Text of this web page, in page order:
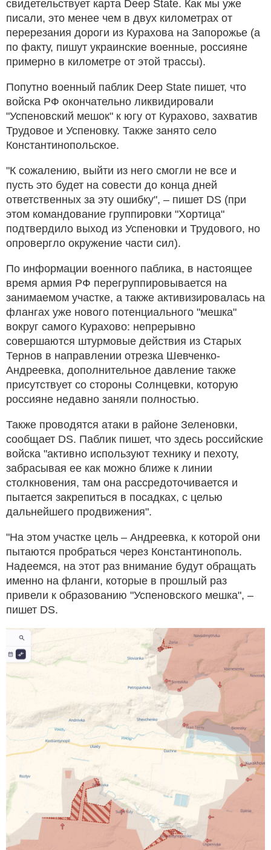
свидетельствует карта Deep State. Как мы уже
писали, это менее чем в двух километрах от
перерезания дороги из Курахова на Запорожье (а
по факту, пишут украинские военные, россияне
примерно в километре от этой трассы).
Попутно военный паблик Deep State пишет, что
войска РФ окончательно ликвидировали
"Успеновский мешок" к югу от Курахово, захватив
Трудовое и Успеновку. Также занято село
Константинопольское.
"К сожалению, выйти из него смогли не все и
пусть это будет на совести до конца дней
ответственных за эту ошибку", – пишет DS (при
этом командование группировки "Хортица"
подтвердило выход из Успеновки и Трудового, но
опровергло окружение части сил).
По информации военного паблика, в настоящее
время армия РФ перегруппировывается на
занимаемом участке, а также активизировалась на
флангах уже нового потенциального "мешка"
вокруг самого Курахово: непрерывно
совершаются штурмовые действия из Старых
Тернов в направлении отрезка Шевченко-
Андреевка, дополнительное давление также
присутствует со стороны Солнцевки, которую
россияне недавно заняли полностью.
Также проводятся атаки в районе Зеленовки,
сообщает DS. Паблик пишет, что здесь российские
войска "активно используют технику и пехоту,
забрасывая ее как можно ближе к линии
столкновения, там она рассредоточивается и
пытается закрепиться в посадках, с целью
дальнейшего продвижения".
"На этом участке цель – Андреевка, к которой они
пытаются пробраться через Константинополь.
Надеемся, на этот раз внимание будут обращать
именно на фланги, которые в прошлый раз
привели к образованию "Успеновского мешка", –
пишет DS.